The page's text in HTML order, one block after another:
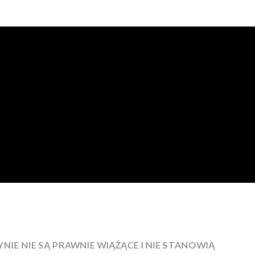
NIE SĄ PRAWNIE WIĄŻĄCE I NIE STANOWIĄ